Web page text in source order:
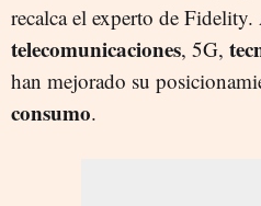
recalca el experto de
telecomunicaciones, 5G,
han mejorado su
consumo.